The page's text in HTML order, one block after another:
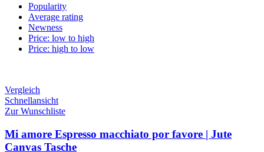
Popularity
Average rating
Newness
Price: low to high
Price: high to low
Vergleich
Schnellansicht
Zur Wunschliste
Mi amore Espresso macchiato por favore | Jute
Canvas Tasche